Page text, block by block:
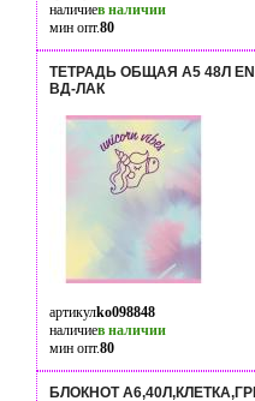
наличиев наличии
мин опт.80
ТЕТРАДЬ ОБЩАЯ А5 48Л
ВД-ЛАК
артикулko098848
наличиев наличии
мин опт.80
БЛОКНОТ